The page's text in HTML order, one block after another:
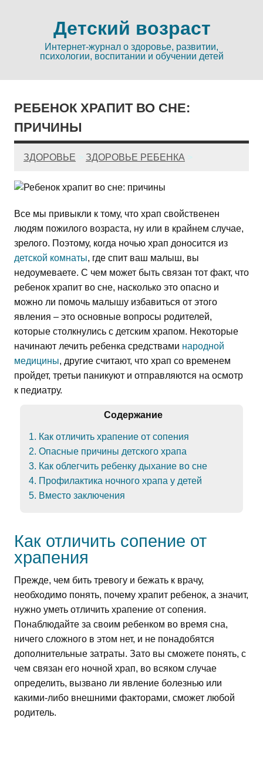
Детский возраст
Интернет-журнал о здоровье, развитии,
психологии, воспитании и обучении детей
РЕБЕНОК ХРАПИТ ВО СНЕ:
ПРИЧИНЫ
ЗДОРОВЬЕ > ЗДОРОВЬЕ РЕБЕНКА >
Все мы привыкли к тому, что храп свойственен
людям пожилого возраста, ну или в крайнем случае,
зрелого. Поэтому, когда ночью храп доносится из
детской комнаты, где спит ваш малыш, вы
недоумеваете. С чем может быть связан тот факт, что
ребенок храпит во сне, насколько это опасно и
можно ли помочь малышу избавиться от этого
явления – это основные вопросы родителей,
которые столкнулись с детским храпом. Некоторые
начинают лечить ребенка средствами народной
медицины, другие считают, что храп со временем
пройдет, третьи паникуют и отправляются на осмотр
к педиатру.
Содержание
1. Как отличить храпение от сопения
2. Опасные причины детского храпа
3. Как облегчить ребенку дыхание во сне
4. Профилактика ночного храпа у детей
5. Вместо заключения
Как отличить сопение от
храпения
Прежде, чем бить тревогу и бежать к врачу,
необходимо понять, почему храпит ребенок, а значит,
нужно уметь отличить храпение от сопения.
Понаблюдайте за своим ребенком во время сна,
ничего сложного в этом нет, и не понадобятся
дополнительные затраты. Зато вы сможете понять, с
чем связан его ночной храп, во всяком случае
определить, вызвано ли явление болезнью или
какими-либо внешними факторами, сможет любой
родитель.